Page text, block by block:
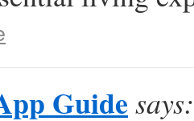
Guide says: